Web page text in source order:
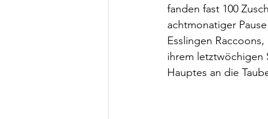
fanden fast 100
achtmonatiger
Esslingen
ihrem letztwöchigen
Hauptes an die